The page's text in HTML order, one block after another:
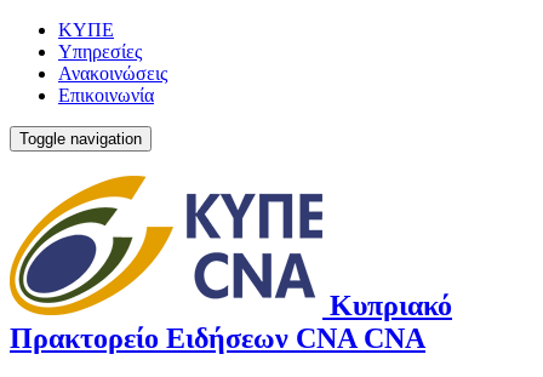
ΚΥΠΕ
Υπηρεσίες
Ανακοινώσεις
Επικοινωνία
Toggle navigation
Κυπριακό
Πρακτορείο Ειδήσεων CNA CNA